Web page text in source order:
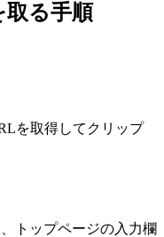
る手順
を取得してクリップ
トップページの入力欄